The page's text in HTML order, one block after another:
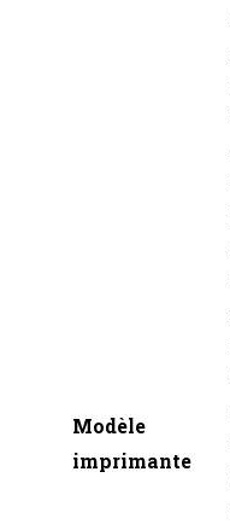
Modèle
imprimante